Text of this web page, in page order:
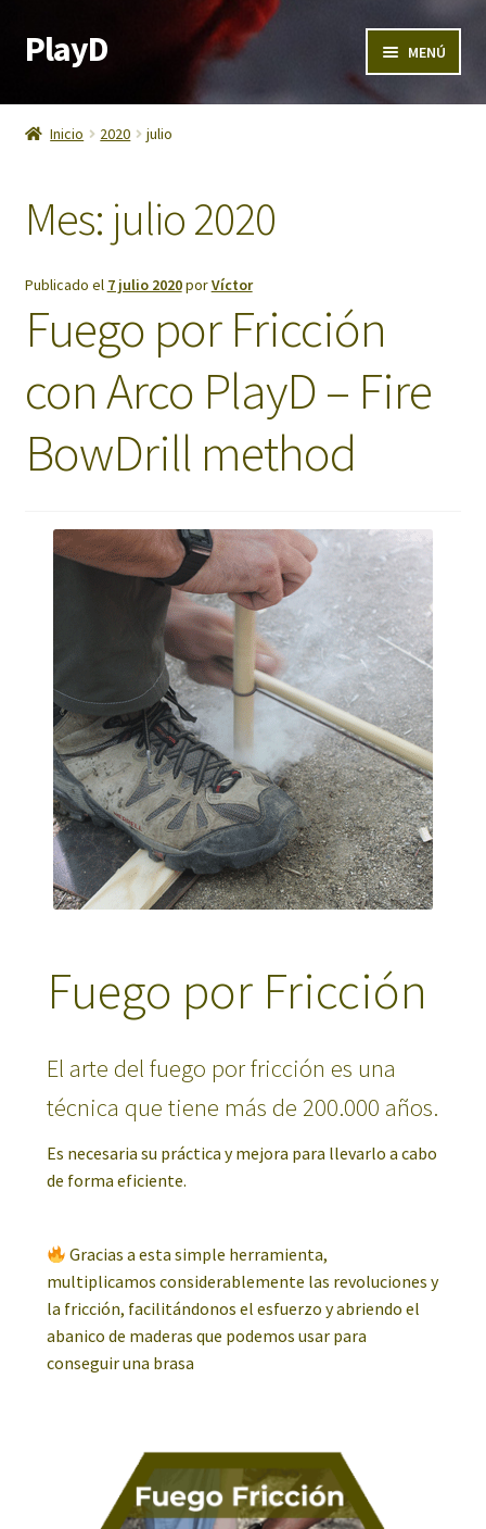
PlayD MENÚ
Calendario PlayD 2026
Experiencia Regalo de Supervivencia
Grupos y empresas
Contacto PlayD
PlayD Camp 2026 – Plaza de acampada en Territorio PlayD
Inicio 2020 julio
Mes: julio 2020
Publicado el 7 julio 2020porVíctor
Fuego por Fricción
con Arco PlayD – Fire
BowDrill method
Fuego por Fricción
El arte del fuego por fricción es una
técnica que tiene más de 200.000 años.
Es necesaria su práctica y mejora para llevarlo a cabo
de forma eficiente.
Gracias a esta simple herramienta,
multiplicamos considerablemente las revoluciones y
la fricción, facilitándonos el esfuerzo y abriendo el
abanico de maderas que podemos usar para
conseguir una brasa